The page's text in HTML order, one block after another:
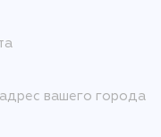
вашего города